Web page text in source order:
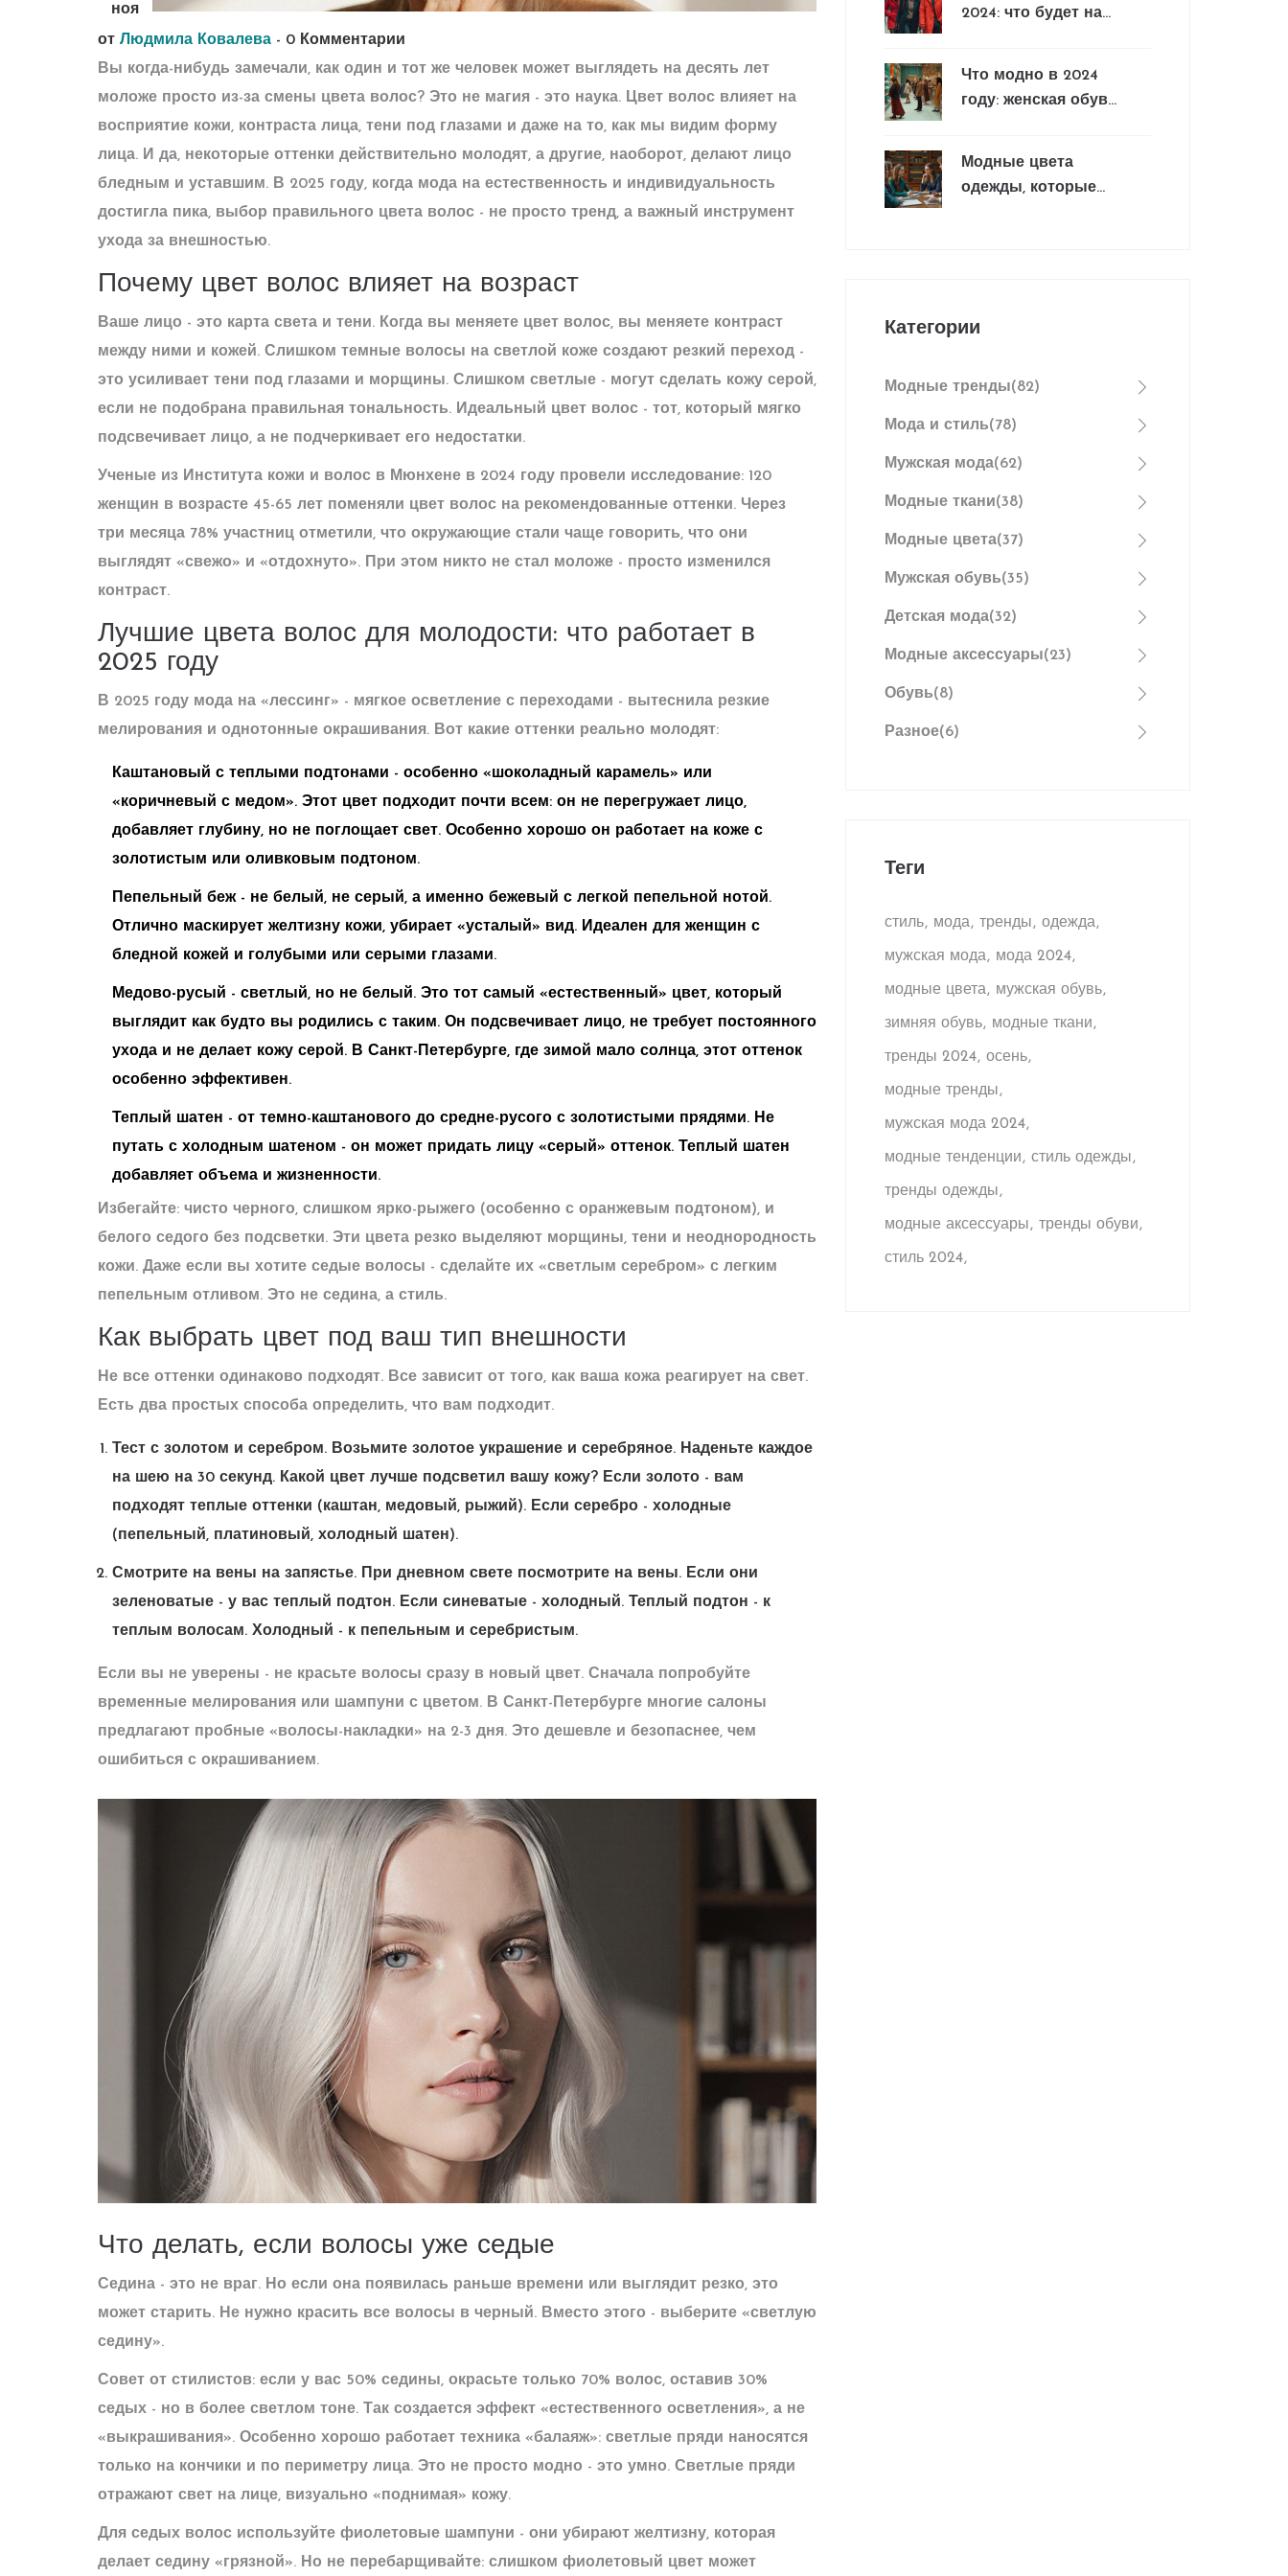
ноя
от Людмила Ковалева - 0 Комментарии
Вы когда-нибудь замечали, как один и тот же человек может выглядеть на десять лет
моложе просто из-за смены цвета волос? Это не магия - это наука. Цвет волос влияет на
восприятие кожи, контраста лица, тени под глазами и даже на то, как мы видим форму
лица. И да, некоторые оттенки действительно молодят, а другие, наоборот, делают лицо
бледным и уставшим. В 2025 году, когда мода на естественность и индивидуальность
достигла пика, выбор правильного цвета волос - не просто тренд, а важный инструмент
ухода за внешностью.
Почему цвет волос влияет на возраст
Ваше лицо - это карта света и тени. Когда вы меняете цвет волос, вы меняете контраст
между ними и кожей. Слишком темные волосы на светлой коже создают резкий переход -
это усиливает тени под глазами и морщины. Слишком светлые - могут сделать кожу серой,
если не подобрана правильная тональность. Идеальный цвет волос - тот, который мягко
подсвечивает лицо, а не подчеркивает его недостатки.
Ученые из Института кожи и волос в Мюнхене в 2024 году провели исследование: 120
женщин в возрасте 45-65 лет поменяли цвет волос на рекомендованные оттенки. Через
три месяца 78% участниц отметили, что окружающие стали чаще говорить, что они
выглядят «свежо» и «отдохнуто». При этом никто не стал моложе - просто изменился
контраст.
Лучшие цвета волос для молодости: что работает в
2025 году
В 2025 году мода на «лессинг» - мягкое осветление с переходами - вытеснила резкие
мелирования и однотонные окрашивания. Вот какие оттенки реально молодят:
Каштановый с теплыми подтонами - особенно «шоколадный карамель» или
«коричневый с медом». Этот цвет подходит почти всем: он не перегружает лицо,
добавляет глубину, но не поглощает свет. Особенно хорошо он работает на коже с
золотистым или оливковым подтоном.
Пепельный беж- не белый, не серый, а именно бежевый с легкой пепельной нотой.
Отлично маскирует желтизну кожи, убирает «усталый» вид. Идеален для женщин с
бледной кожей и голубыми или серыми глазами.
Медово-русый - светлый, но не белый. Это тот самый «естественный» цвет, который
выглядит как будто вы родились с таким. Он подсвечивает лицо, не требует постоянного
ухода и не делает кожу серой. В Санкт-Петербурге, где зимой мало солнца, этот оттенок
особенно эффективен.
Теплый шатен - от темно-каштанового до средне-русого с золотистыми прядями. Не
путать с холодным шатеном - он может придать лицу «серый» оттенок. Теплый шатен
добавляет объема и жизненности.
Избегайте: чисто черного, слишком ярко-рыжего (особенно с оранжевым подтоном), и
белого седого без подсветки. Эти цвета резко выделяют морщины, тени и неоднородность
кожи. Даже если вы хотите седые волосы - сделайте их «светлым серебром» с легким
пепельным отливом. Это не седина, а стиль.
Как выбрать цвет под ваш тип внешности
Не все оттенки одинаково подходят. Все зависит от того, как ваша кожа реагирует на свет.
Есть два простых способа определить, что вам подходит.
Тест с золотом и серебром. Возьмите золотое украшение и серебряное. Наденьте каждое
на шею на 30 секунд. Какой цвет лучше подсветил вашу кожу? Если золото - вам
подходят теплые оттенки (каштан, медовый, рыжий). Если серебро - холодные
(пепельный, платиновый, холодный шатен).
Смотрите на вены на запястье. При дневном свете посмотрите на вены. Если они
зеленоватые - у вас теплый подтон. Если синеватые - холодный. Теплый подтон - к
теплым волосам. Холодный - к пепельным и серебристым.
Если вы не уверены - не красьте волосы сразу в новый цвет. Сначала попробуйте
временные мелирования или шампуни с цветом. В Санкт-Петербурге многие салоны
предлагают пробные «волосы-накладки» на 2-3 дня. Это дешевле и безопаснее, чем
ошибиться с окрашиванием.
Что делать, если волосы уже седые
Седина - это не враг. Но если она появилась раньше времени или выглядит резко, это
может старить. Не нужно красить все волосы в черный. Вместо этого - выберите «светлую
седину».
Совет от стилистов: если у вас 50% седины, окрасьте только 70% волос, оставив 30%
седых - но в более светлом тоне. Так создается эффект «естественного осветления», а не
«выкрашивания». Особенно хорошо работает техника «балаяж»: светлые пряди наносятся
только на кончики и по периметру лица. Это не просто модно - это умно. Светлые пряди
отражают свет на лице, визуально «поднимая» кожу.
Для седых волос используйте фиолетовые шампуни - они убирают желтизну, которая
делает седину «грязной». Но не перебарщивайте: слишком фиолетовый цвет может
2024: что будет на
Что модно в 2024
году: женская обувь
Модные цвета
одежды, которые
Категории
Модные тренды(82)
Мода и стиль(78)
Мужская мода(62)
Модные ткани(38)
Модные цвета(37)
Мужская обувь(35)
Детская мода(32)
Модные аксессуары(23)
Обувь(8)
Разное(6)
Теги
стиль мода тренды одежда
мужская мода мода 2024
модные цвета мужская обувь
зимняя обувь модные ткани
тренды 2024 осень
модные тренды
мужская мода 2024
модные тенденции стиль одежды
тренды одежды
модные аксессуары тренды обуви
стиль 2024